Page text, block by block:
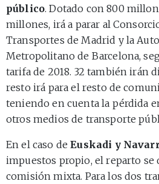
público. Dotado con 800
millones, irá a parar al
Transportes de Madrid y la
Metropolitano de Barcelona,
tarifa de 2018. 32 también irán
resto irá para el resto de
teniendo en cuenta la pérdida
otros medios de transporte
En el caso deEuskadi y
impuestos propio, el reparto se
comisión mixta. Para los dos